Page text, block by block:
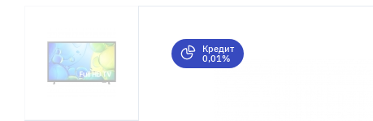
Кредит
0,01%